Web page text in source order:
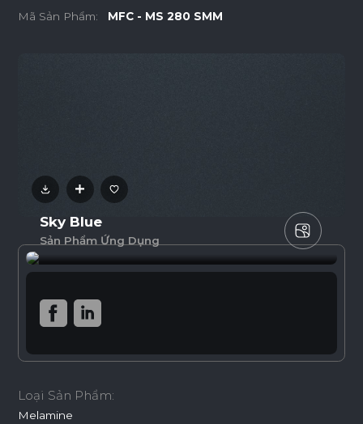
Mã Sản Phẩm: MFC - MS 280 SMM
Sky Blue
Sản Phẩm Ứng Dụng
Loại Sản Phẩm:
Melamine